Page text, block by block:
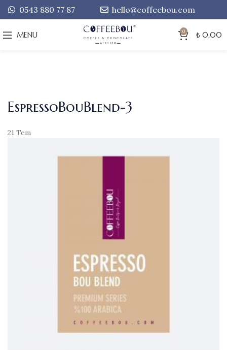
0543 880 77 87 hello@coffeebou.com
MENU 0 ₺ 0,00
EspressoBouBlend-3
21 Tem